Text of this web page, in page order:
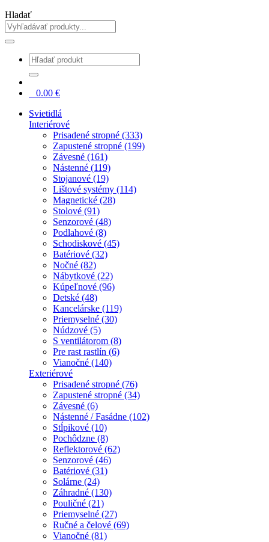
Hladať
0.00 €
Svietidlá
Interiérové
Prisadené stropné (333)
Zapustené stropné (199)
Závesné (161)
Nástenné (119)
Stojanové (19)
Lištové systémy (114)
Magnetické (28)
Stolové (91)
Senzorové (48)
Podlahové (8)
Schodiskové (45)
Batériové (32)
Nočné (82)
Nábytkové (22)
Kúpeľnové (96)
Detské (48)
Kancelárske (119)
Priemyselné (30)
Núdzové (5)
S ventilátorom (8)
Pre rast rastlín (6)
Vianočné (140)
Exteriérové
Prisadené stropné (76)
Zapustené stropné (34)
Závesné (6)
Nástenné / Fasádne (102)
Stĺpikové (10)
Pochôdzne (8)
Reflektorové (62)
Senzorové (46)
Batériové (31)
Solárne (24)
Záhradné (130)
Pouličné (21)
Priemyselné (27)
Ručné a čelové (69)
Vianočné (81)